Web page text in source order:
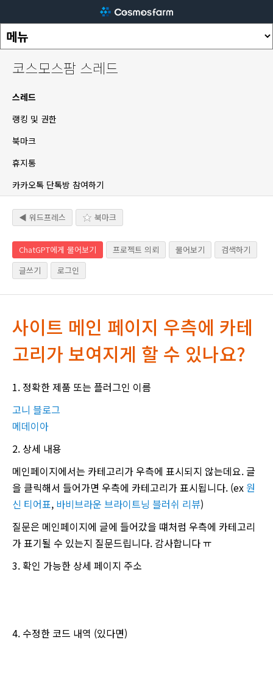
코스모스팜 스레드
스레드
랭킹 및 권한
북마크
휴지통
카카오톡 단톡방 참여하기
◀ 워드프레스 북마크
ChatGPT에게 물어보기 프로젝트 의뢰 물어보기
검색하기
글쓰기
로그인
사이트 메인 페이지 우측에 카테
고리가 보여지게 할 수 있나요?
1. 정확한 제품 또는 플러그인 이름
고니 블로그
메데이아
2. 상세 내용
메인페이지에서는 카테고리가 우측에 표시되지 않는데요. 글
을 클릭해서 들어가면 우측에 카테고리가 표시됩니다. (ex원
신 티어표, 바비브라운 브라이트닝 블러쉬 리뷰)
질문은 메인페이지에 글에 들어갔을 떄처럼 우측에 카테고리
가 표기될 수 있는지 질문드립니다. 감사합니다 ㅠ
3. 확인 가능한 상세 페이지 주소
4. 수정한 코드 내역 (있다면)